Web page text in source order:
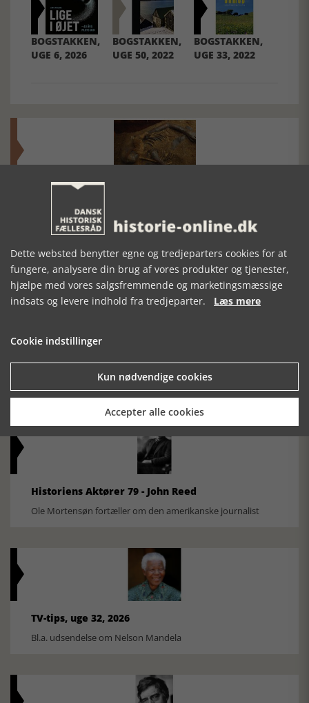
BOGSTAKKEN,
UGE 6, 2026
BOGSTAKKEN,
UGE 50, 2022
BOGSTAKKEN,
UGE 33, 2022
Den største samling af moselig i verden på Museum
Silkeborg Hovedgården
FOBURGH Faaborg Internationale Historie Festival 2026 30.
oktober - 1. november 2026
Historiens Aktører 79 - John Reed
Ole Mortensøn fortæller om den amerikanske journalist
TV-tips, uge 32, 2026
Bl.a. udsendelse om Nelson Mandela
Dette websted benytter egne og tredjeparters cookies for at
fungere, analysere din brug af vores produkter og tjenester,
hjælpe med vores salgsfremmende og marketingsmæssige
indsats og levere indhold fra tredjeparter. Læs mere
Cookie indstillinger
Kun nødvendige cookies
Accepter alle cookies